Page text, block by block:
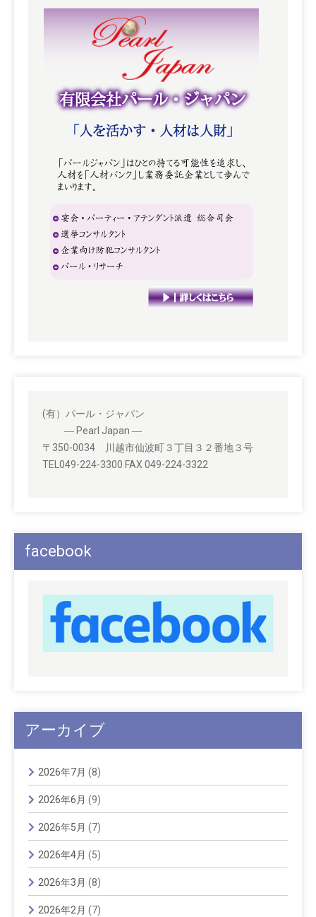
(有）パール・ジャパン
― Pearl Japan ―
〒350-0034 川越市仙波町３丁目３２番地３号
TEL049-224-3300 FAX 049-224-3322
facebook
アーカイブ
2026年7月 (8)
2026年6月 (9)
2026年5月 (7)
2026年4月 (5)
2026年3月 (8)
2026年2月 (7)